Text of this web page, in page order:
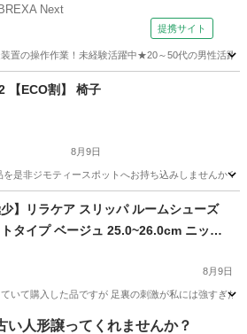
Next
提携サイト
置の操作作業！未経験活躍中★20～50代の男性活
【ECO割】 椅子
8月9日
非ジモティースポットへお持ち込みしませんか？
スポット
少】リラケア スリッパ ルームシューズ
タイプ ベージュ 25.0~26.0cm ニッポ
8月9日
いて購入した品ですが 足裏の刺激が私には強すぎ
雑貨/小物
い人形譲ってくれませんか？